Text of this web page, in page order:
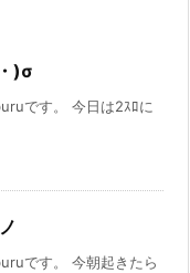
)σ
です。 今日は2ｽﾛに
です。 今朝起きたら